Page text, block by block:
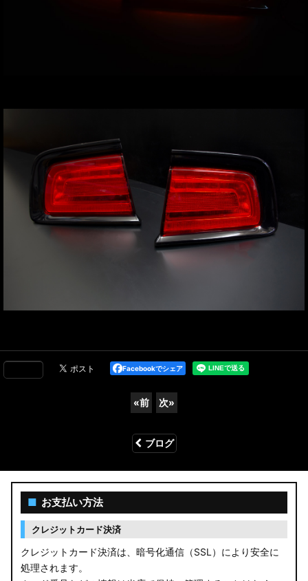
Facebookでシェア
«前 次»
ブログ
■ お支払い方法
クレジットカード決済
クレジットカード決済は、暗号化通信（SSL）により安全に
処理されます。